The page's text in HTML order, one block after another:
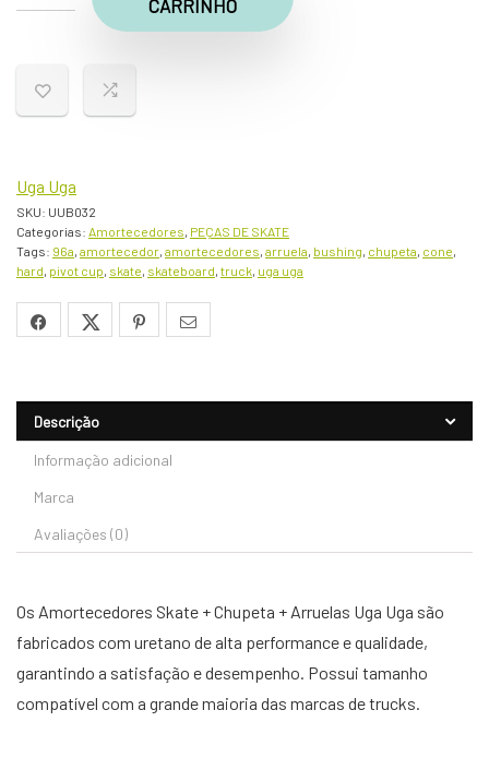
R$54,90.
R$49,90.
CARRINHO
Uga Uga
SKU: UUB032
Categorias: Amortecedores, PEÇAS DE SKATE
Tags: 96a, amortecedor, amortecedores, arruela, bushing, chupeta, cone,
hard, pivot cup, skate, skateboard, truck, uga uga
Descrição
Informação adicional
Marca
Avaliações (0)
Os Amortecedores Skate + Chupeta + Arruelas Uga Uga são
fabricados com uretano de alta performance e qualidade,
garantindo a satisfação e desempenho. Possui tamanho
compatível com a grande maioria das marcas de trucks.